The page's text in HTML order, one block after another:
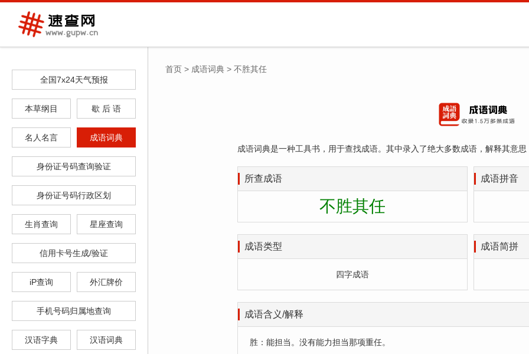
全国7x24天气预报
本草纲目 歇 后 语
名人名言 成语词典
身份证号码查询验证
身份证号码行政区划
生肖查询 星座查询
信用卡号生成/验证
iP查询 外汇牌价
手机号码归属地查询
汉语字典 汉语词典
首页 > 成语词典 > 不胜其任
成语词典是一种工具书，用于查找成语。其中录入了绝大多数成语，解释其意思
所查成语
不胜其任
成语拼音
成语类型
四字成语
成语简拼
成语含义/解释
胜：能担当。没有能力担当那项重任。